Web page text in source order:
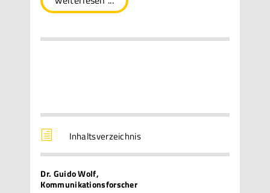
h Inhaltsverzeichnis
Dr. Guido Wolf,
Kommunikationsforscher